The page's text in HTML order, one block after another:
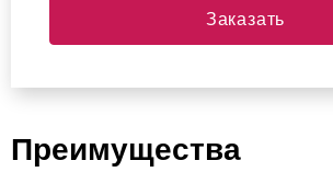
Заказать
Преимущества